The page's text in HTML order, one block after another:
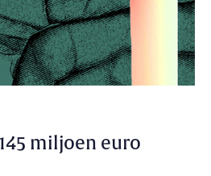
miljoen euro